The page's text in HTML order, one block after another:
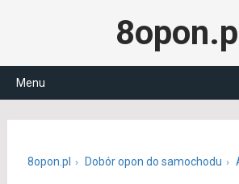
8opon.pl
Menu
8opon.pl Dobór opon do samochodu